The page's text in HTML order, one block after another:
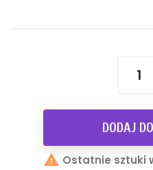
DODAJ
 Ostatnie sztuki